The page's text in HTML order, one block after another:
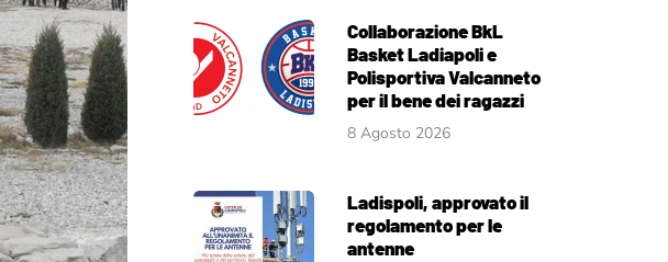
Collaborazione BkL
Basket Ladiapoli e
Polisportiva Valcanneto
per il bene dei ragazzi
8 Agosto 2026
Ladispoli, approvato il
regolamento per le
antenne